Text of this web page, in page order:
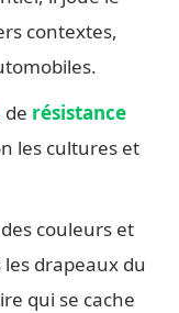
contextes,
de résistance
les cultures et
couleurs et
les drapeaux du
qui se cache